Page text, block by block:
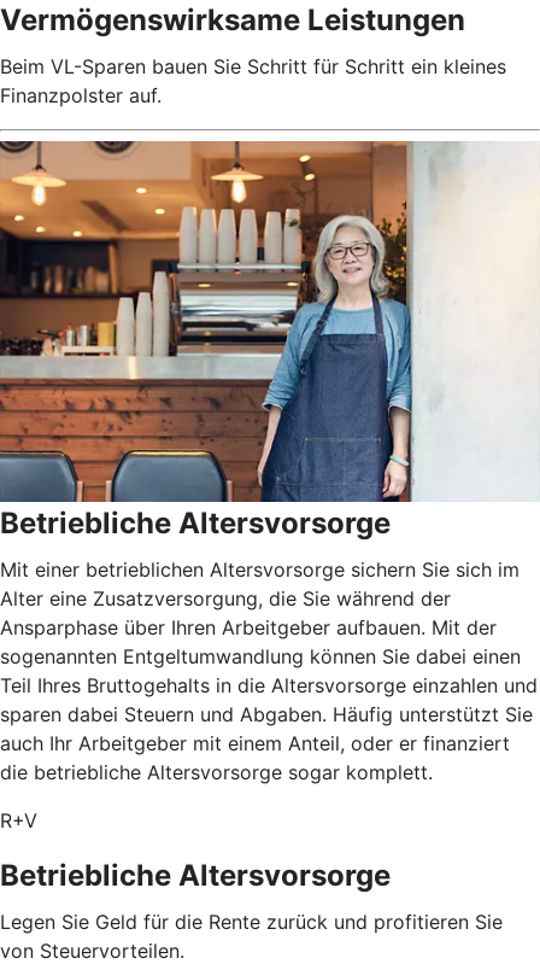
Vermögenswirksame Leistungen
Beim VL-Sparen bauen Sie Schritt für Schritt ein kleines
Finanzpolster auf.
Betriebliche Altersvorsorge
Mit einer betrieblichen Altersvorsorge sichern Sie sich im
Alter eine Zusatzversorgung, die Sie während der
Ansparphase über Ihren Arbeitgeber aufbauen. Mit der
sogenannten Entgeltumwandlung können Sie dabei einen
Teil Ihres Bruttogehalts in die Altersvorsorge einzahlen und
sparen dabei Steuern und Abgaben. Häufig unterstützt Sie
auch Ihr Arbeitgeber mit einem Anteil, oder er finanziert
die betriebliche Altersvorsorge sogar komplett.
R+V
Betriebliche Altersvorsorge
Legen Sie Geld für die Rente zurück und profitieren Sie
von Steuervorteilen.